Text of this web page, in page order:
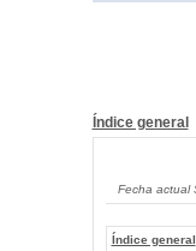
Índice general
Fecha actual
Índice general